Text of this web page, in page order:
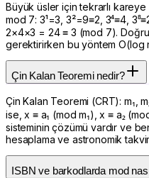
Büyük üsler için tekrarlı kareye
mod 7: 3¹=3, 3²=9≡2, 3⁴≡4,
2×4×3 = 24 ≡ 3 (mod 7).
gerektirirken bu yöntem O(log
Çin Kalan Teoremi nedir?
Çin Kalan Teoremi (CRT): m₁,
ise, x ≡ a₁ (mod m₁), x ≡ a₂
sisteminin çözümü vardır ve
hesaplama ve astronomik
ISBN ve barkodlarda mod